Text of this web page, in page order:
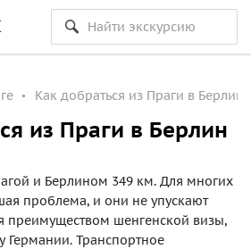
Как добраться из Праги в Берлин
из Праги в Берлин
и Берлином 349 км. Для многих
проблема, и они не упускают
преимуществом шенгенской визы,
Германии. Транспортное